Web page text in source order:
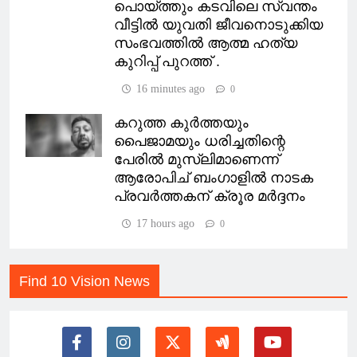
പൊയ്ത്തും കടവിലെ സ്വന്തം
വീട്ടിൽ യുവതി ജീവനൊടുക്കിയ
സംഭവത്തിൽ ആത്മ ഹത്യ
കുറിപ്പ് പുറത്ത് .
16 minutes ago 0
കറുത്ത കുർത്തയും
പൈജാമയും ധരിച്ചതിന്റെ
പേരിൽ മുസ്‌ലിമാണെന്ന്
ആരോപിച് ബംഗാളിൽ നാടക
പ്രവർത്തകന് ക്രൂര മർദ്ദനം
17 hours ago 0
Find 10 Vision News